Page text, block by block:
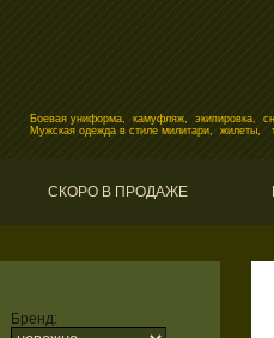
Боевая униформа, камуфляж, экипировка,
Мужская одежда в стиле милитари, жилеты,
СКОРО В ПРОДАЖЕ
Бренд: